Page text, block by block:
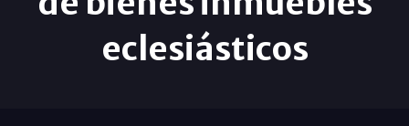
eclesiásticos